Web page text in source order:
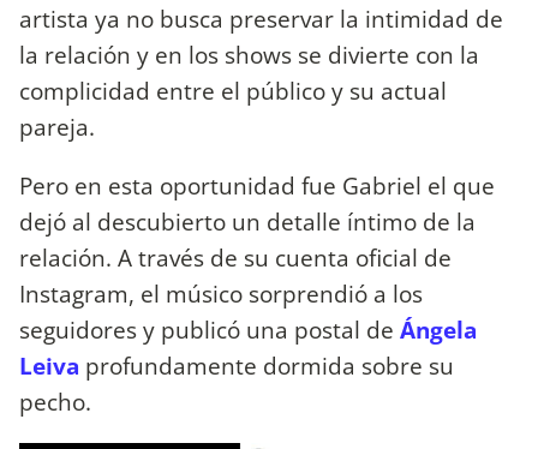
artista ya no busca preservar la intimidad de
la relación y en los shows se divierte con la
complicidad entre el público y su actual
pareja.
Pero en esta oportunidad fue Gabriel el que
dejó al descubierto un detalle íntimo de la
relación. A través de su cuenta oficial de
Instagram, el músico sorprendió a los
seguidores y publicó una postal de Ángela
Leiva profundamente dormida sobre su
pecho.